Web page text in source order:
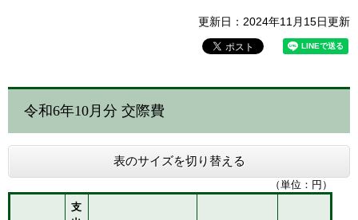
更新日：2024年11月15日更新
令和6年10月分 交際費
表のサイズを切り替える
（単位：円）
支